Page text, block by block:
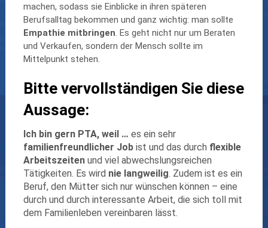
machen, sodass sie Einblicke in ihren späteren
Berufsalltag bekommen und ganz wichtig: man sollte
Empathie mitbringen. Es geht nicht nur um Beraten
und Verkaufen, sondern der Mensch sollte im
Mittelpunkt stehen.
Bitte vervollständigen Sie diese
Aussage:
Ich bin gern PTA, weil … es ein sehr
familienfreundlicher Jobist und das durch flexible
Arbeitszeitenund viel abwechslungsreichen
Tätigkeiten. Es wird nie langweilig. Zudem ist es ein
Beruf, den Mütter sich nur wünschen können – eine
durch und durch interessante Arbeit, die sich toll mit
dem Familienleben vereinbaren lässt.